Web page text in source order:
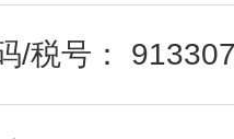
/税号：